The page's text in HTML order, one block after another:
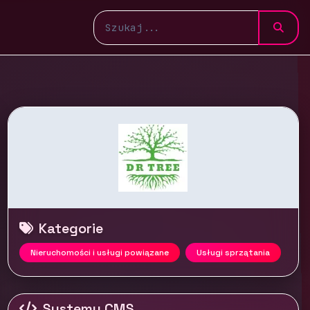
Kategorie
Nieruchomości i usługi powiązane Usługi sprzątania